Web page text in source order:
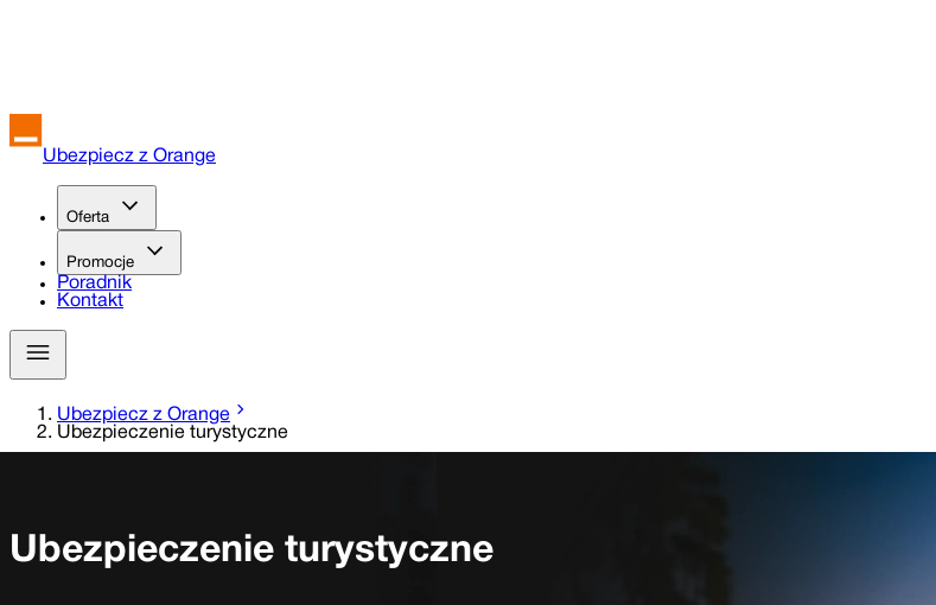
Ubezpiecz z Orange
Oferta
Promocje
Poradnik
Kontakt
Ubezpiecz z Orange
Ubezpieczenie turystyczne
Ubezpieczenie turystyczne